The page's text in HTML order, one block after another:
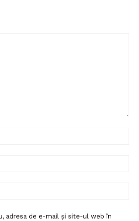
adresa de e-mail și site-ul web în